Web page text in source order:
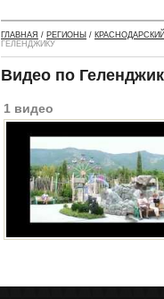
ГЛАВНАЯ / РЕГИОНЫ /
ГЕЛЕНДЖИКУ
Видео по
1 видео